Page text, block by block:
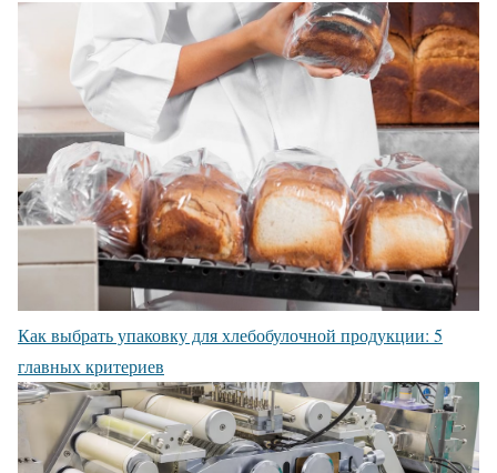
Как выбрать упаковку для хлебобулочной продукции: 5
главных критериев